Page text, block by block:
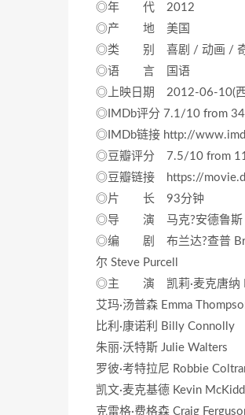
◎年 代 2012
◎产 地 美国
◎类 别 喜剧 / 动画 / 奇
◎语 言 国语
◎上映日期 2012-06-10(西
◎IMDb评分 7.1/10 from
◎IMDb链接 http://
◎豆瓣评分 7.5/10 from
◎豆瓣链接 https://
◎片 长 93分钟
◎导 演 马克?安德鲁斯
◎编 剧 布兰达?查普
尔 Steve Purcell
◎主 演 凯莉·麦克唐纳
艾玛·汤普森 Emma
比利·康诺利 Billy Connolly
朱丽·沃特斯 Julie Walters
罗彼·考特拉尼 Robbie
凯文·麦克基德 Kevin McKidd
克雷格·费格森 Craig